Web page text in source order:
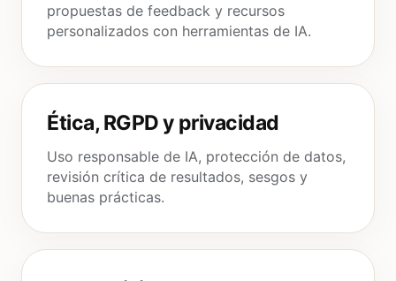
propuestas de feedback y recursos
personalizados con herramientas de IA.
Ética, RGPD y privacidad
Uso responsable de IA, protección de datos,
revisión crítica de resultados, sesgos y
buenas prácticas.